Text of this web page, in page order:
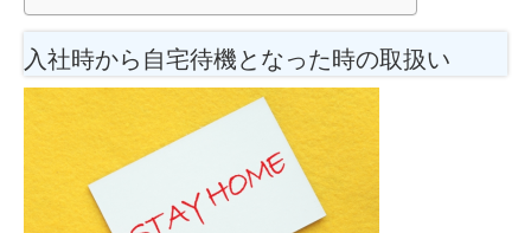
入社時から自宅待機となった時の取扱い